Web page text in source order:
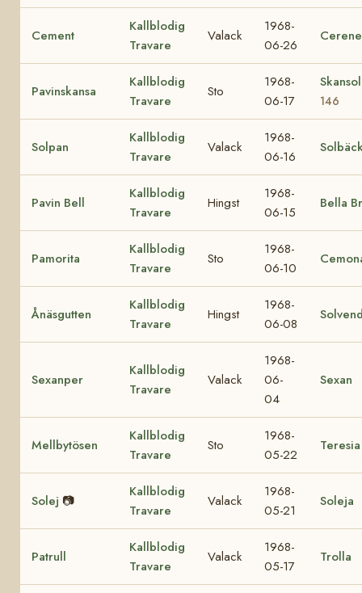
Cement
Kallblodig
Travare
Valack
1968-
06-26
Cerene
Pavinskansa
Kallblodig
Travare
Sto
1968-
06-17
146
Solpan
Kallblodig
Travare
Valack
1968-
06-16
Pavin Bell
Kallblodig
Travare
Hingst
1968-
06-15
Bella
Pamorita
Kallblodig
Travare
Sto
1968-
06-10
Ånäsgutten
Kallblodig
Travare
Hingst
1968-
06-08
Sexanper
Kallblodig
Travare
Valack
1968-
06-
04
Sexan
Mellbytösen
Kallblodig
Travare
Sto
1968-
05-22
Teresia
Solej 📷
Kallblodig
Travare
Valack
1968-
05-21
Soleja
Patrull
Kallblodig
Travare
Valack
1968-
05-17
Trolla